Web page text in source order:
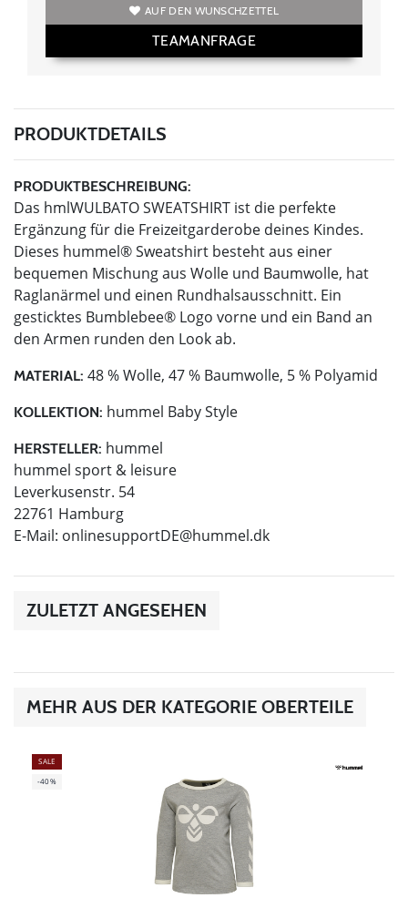
AUF DEN WUNSCHZETTEL
TEAMANFRAGE
PRODUKTDETAILS
PRODUKTBESCHREIBUNG:
Das hmlWULBATO SWEATSHIRT ist die perfekte
Ergänzung für die Freizeitgarderobe deines Kindes.
Dieses hummel® Sweatshirt besteht aus einer
bequemen Mischung aus Wolle und Baumwolle, hat
Raglanärmel und einen Rundhalsausschnitt. Ein
gesticktes Bumblebee® Logo vorne und ein Band an
den Armen runden den Look ab.
MATERIAL: 48 % Wolle, 47 % Baumwolle, 5 % Polyamid
KOLLEKTION: hummel Baby Style
HERSTELLER: hummel
hummel sport & leisure
Leverkusenstr. 54
22761 Hamburg
E-Mail: onlinesupportDE@hummel.dk
ZULETZT ANGESEHEN
MEHR AUS DER KATEGORIE OBERTEILE
SALE
-40%